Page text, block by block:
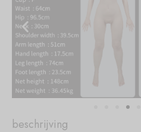
beschrijving